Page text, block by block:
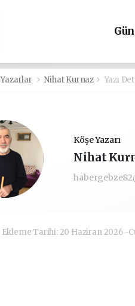
Yazarlar Nihat Kurnaz Yazı
Köşe Yazarı
Nihat
Ekleme Tarihi: 20 Haziran 2026 -